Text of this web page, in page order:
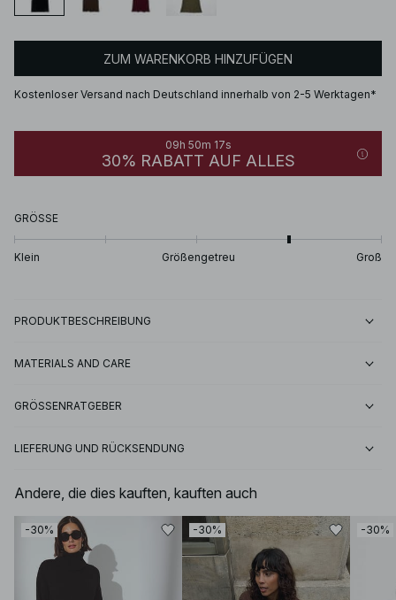
ZUM WARENKORB HINZUFÜGEN
Kostenloser Versand nach Deutschland innerhalb von 2-5 Werktagen*
09h 50m 17s
30% RABATT AUF ALLES
GRÖSSE
Klein Größengetreu Groß
PRODUKTBESCHREIBUNG
MATERIALS AND CARE
GRÖSSENRATGEBER
LIEFERUNG UND RÜCKSENDUNG
Andere, die dies kauften, kauften auch
-30% -30% -30%